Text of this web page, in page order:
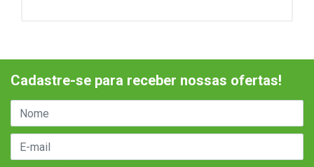
Cadastre-se para receber nossas ofertas!